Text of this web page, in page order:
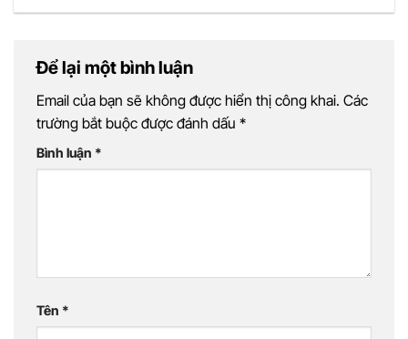
Để lại một bình luận
Email của bạn sẽ không được hiển thị công khai. Các
trường bắt buộc được đánh dấu *
Bình luận *
Tên *